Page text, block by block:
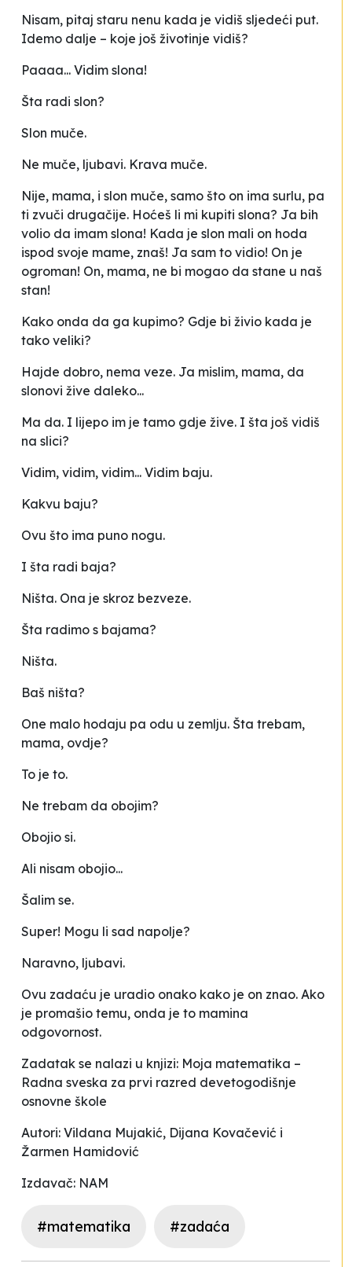
Nisam, pitaj staru nenu kada je vidiš sljedeći put.
Idemo dalje – koje još životinje vidiš?
Paaaa... Vidim slona!
Šta radi slon?
Slon muče.
Ne muče, ljubavi. Krava muče.
Nije, mama, i slon muče, samo što on ima surlu, pa
ti zvuči drugačije. Hoćeš li mi kupiti slona? Ja bih
volio da imam slona! Kada je slon mali on hoda
ispod svoje mame, znaš! Ja sam to vidio! On je
ogroman! On, mama, ne bi mogao da stane u naš
stan!
Kako onda da ga kupimo? Gdje bi živio kada je
tako veliki?
Hajde dobro, nema veze. Ja mislim, mama, da
slonovi žive daleko...
Ma da. I lijepo im je tamo gdje žive. I šta još vidiš
na slici?
Vidim, vidim, vidim... Vidim baju.
Kakvu baju?
Ovu što ima puno nogu.
I šta radi baja?
Ništa. Ona je skroz bezveze.
Šta radimo s bajama?
Ništa.
Baš ništa?
One malo hodaju pa odu u zemlju. Šta trebam,
mama, ovdje?
To je to.
Ne trebam da obojim?
Obojio si.
Ali nisam obojio...
Šalim se.
Super! Mogu li sad napolje?
Naravno, ljubavi.
Ovu zadaću je uradio onako kako je on znao. Ako
je promašio temu, onda je to mamina
odgovornost.
Zadatak se nalazi u knjizi: Moja matematika –
Radna sveska za prvi razred devetogodišnje
osnovne škole
Autori: Vildana Mujakić, Dijana Kovačević i
Žarmen Hamidović
Izdavač: NAM
#matematika #zadaća